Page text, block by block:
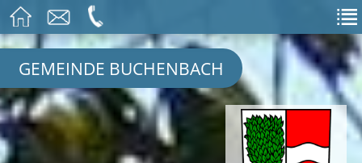
GEMEINDE BUCHENBACH